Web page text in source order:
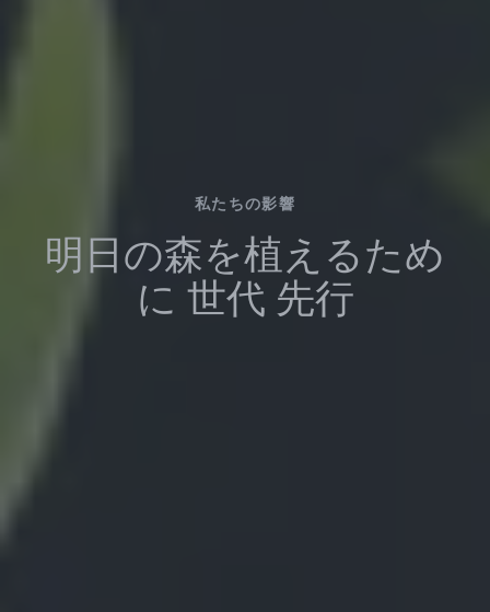
私たちの影響
明日の森を植えるため
に 世代 先行